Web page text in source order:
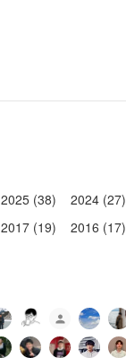
2025 (38) 2024 (27)
2017 (19) 2016 (17)